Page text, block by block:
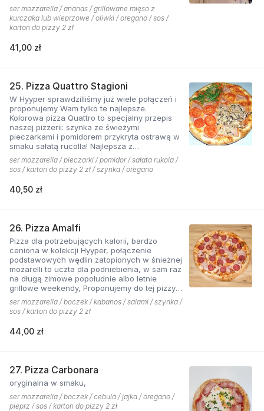
ser mozzarella / ananas / grillowane mięso z
kurczaka lub wieprzowe / oliwki / oregano / sos /
karton do pizzy 2 zł
41,00 zł
25. Pizza Quattro Stagioni
W Hyyper sprawdzilliśmy już wiele połączeń i
proponujemy Wam tylko te najlepsze.
Kolorowa pizza Quattro to specjalny przepis
naszej pizzerii: szynka ze świeżymi
pieczarkami i pomidorem przykryta ostrawą w
smaku sałatą rucolla! Najlepsza z
czosnkowym sosem według naszej receptury
ser mozzarella / pieczarki / pomidor / sałata rukola /
sos / karton do pizzy 2 zł / szynka / oregano
40,50 zł
26. Pizza Amalfi
Pizza dla potrzebujących kalorii, bardzo
ceniona w kolekcji Hyyper, połączenie
podstawowych wędlin zatopionych w śnieżnej
mozarelli to uczta dla podniebienia, w sam raz
na długą zimowe popołudnie albo letnie
grillowe weekendy, Proponujemy do tej pizzy
sos pomidorowy pikantny z dodatkiem cebuli.
ser mozzarella / boczek / kabanos / salami / szynka /
sos / karton do pizzy 2 zł
44,00 zł
27. Pizza Carbonara
oryginalna w smaku,
ser mozzarella / boczek / cebula / jajka / oregano /
pieprz / sos / karton do pizzy 2 zł